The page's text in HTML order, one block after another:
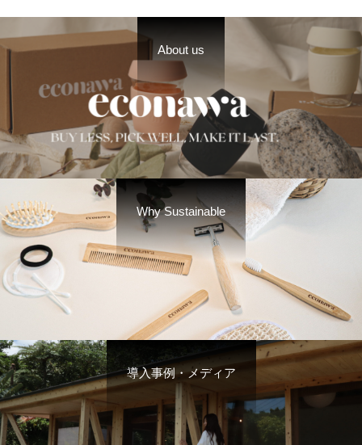
About us
Why Sustainable
導入事例・メディア